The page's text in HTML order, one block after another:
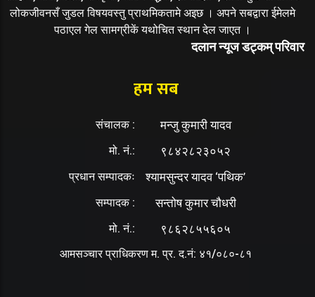
लोकजीवनसँ जुडल विषयवस्तु प्राथमिकतामे अइछ । अपने सबद्वारा ईमेलमे
पठाएल गेल सामग्रीकें यथोचित स्थान देल जाएत ।
दलान न्यूज डट्कम् परिवार
हम सब
संचालक : मन्जु कुमारी यादव
मो. नं.: ९८४२८२३०५२
प्रधान सम्पादकः श्यामसुन्दर यादव ‘पथिक’
सम्पादक : सन्तोष कुमार चौधरी
मो. नं.: ९८६२८५५६०५
आमसञ्चार प्राधिकरण म. प्र. द.नं: ४१/०८०-८१